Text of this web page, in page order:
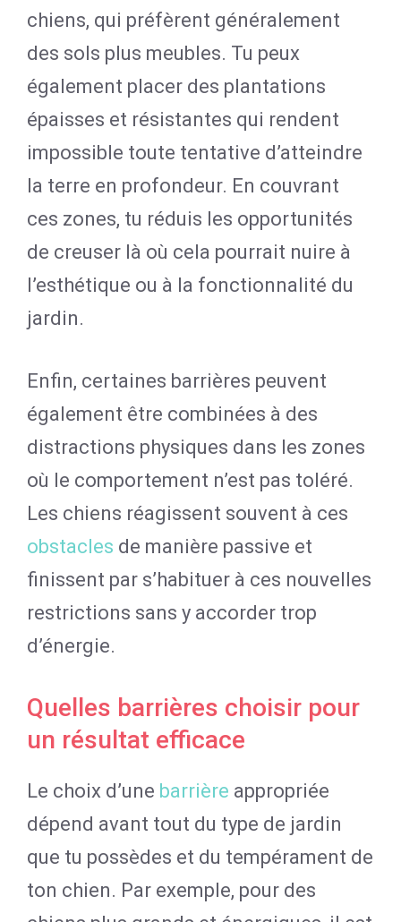
chiens, qui préfèrent généralement
des sols plus meubles. Tu peux
également placer des plantations
épaisses et résistantes qui rendent
impossible toute tentative d’atteindre
la terre en profondeur. En couvrant
ces zones, tu réduis les opportunités
de creuser là où cela pourrait nuire à
l’esthétique ou à la fonctionnalité du
jardin.
Enfin, certaines barrières peuvent
également être combinées à des
distractions physiques dans les zones
où le comportement n’est pas toléré.
Les chiens réagissent souvent à ces
obstacles de manière passive et
finissent par s’habituer à ces nouvelles
restrictions sans y accorder trop
d’énergie.
Quelles barrières choisir pour
un résultat efficace
Le choix d’une barrière appropriée
dépend avant tout du type de jardin
que tu possèdes et du tempérament de
ton chien. Par exemple, pour des